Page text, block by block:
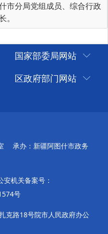
市分局党组成员、综合行政
。
国家部委局网站
区政府部门网站
承办：新疆阿图什市政务
安机关备案号：
号
克路18号院市人民政府办公